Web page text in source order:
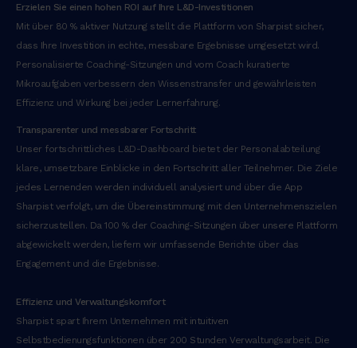
Erzielen Sie einen hohen ROI auf Ihre L&D-Investitionen
Mit über 80 % aktiver Nutzung stellt die Plattform von Sharpist sicher,
dass Ihre Investition in echte, messbare Ergebnisse umgesetzt wird.
Personalisierte Coaching-Sitzungen und vom Coach kuratierte
Mikroaufgaben verbessern den Wissenstransfer und gewährleisten
Effizienz und Wirkung bei jeder Lernerfahrung.
Transparenter und messbarer Fortschritt
Unser fortschrittliches L&D-Dashboard bietet der Personalabteilung
klare, umsetzbare Einblicke in den Fortschritt aller Teilnehmer. Die Ziele
jedes Lernenden werden individuell analysiert und über die App
Sharpist verfolgt, um die Übereinstimmung mit den Unternehmenszielen
sicherzustellen. Da 100 % der Coaching-Sitzungen über unsere Plattform
abgewickelt werden, liefern wir umfassende Berichte über das
Engagement und die Ergebnisse.
Effizienz und Verwaltungskomfort
Sharpist spart Ihrem Unternehmen mit intuitiven
Selbstbedienungsfunktionen über 200 Stunden Verwaltungsarbeit. Die